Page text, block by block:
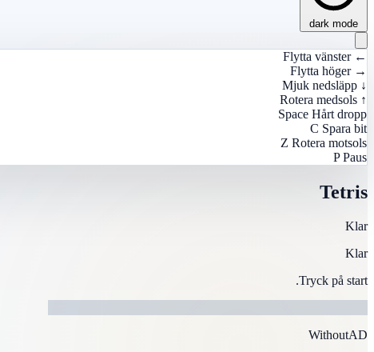
dark mode
←
Flytta vänster
→
Flytta höger
↓
Mjuk nedsläpp
↑
Rotera medsols
Space Hårt dropp
C Spara bit
Z Rotera motsols
P Paus
Tetris
Klar
Klar
Tryck på start.
WithoutAD